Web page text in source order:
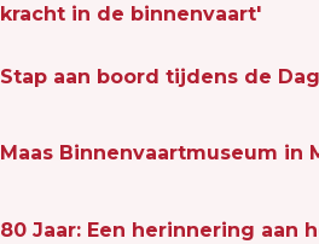
kracht in de binnenvaart'
Stap aan boord tijdens de
Maas Binnenvaartmuseum in
80 Jaar: Een herinnering aan